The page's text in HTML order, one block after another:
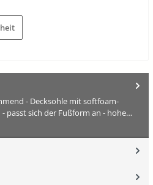
- Decksohle mit softfoam-
passt sich der Fußform an - hohe…